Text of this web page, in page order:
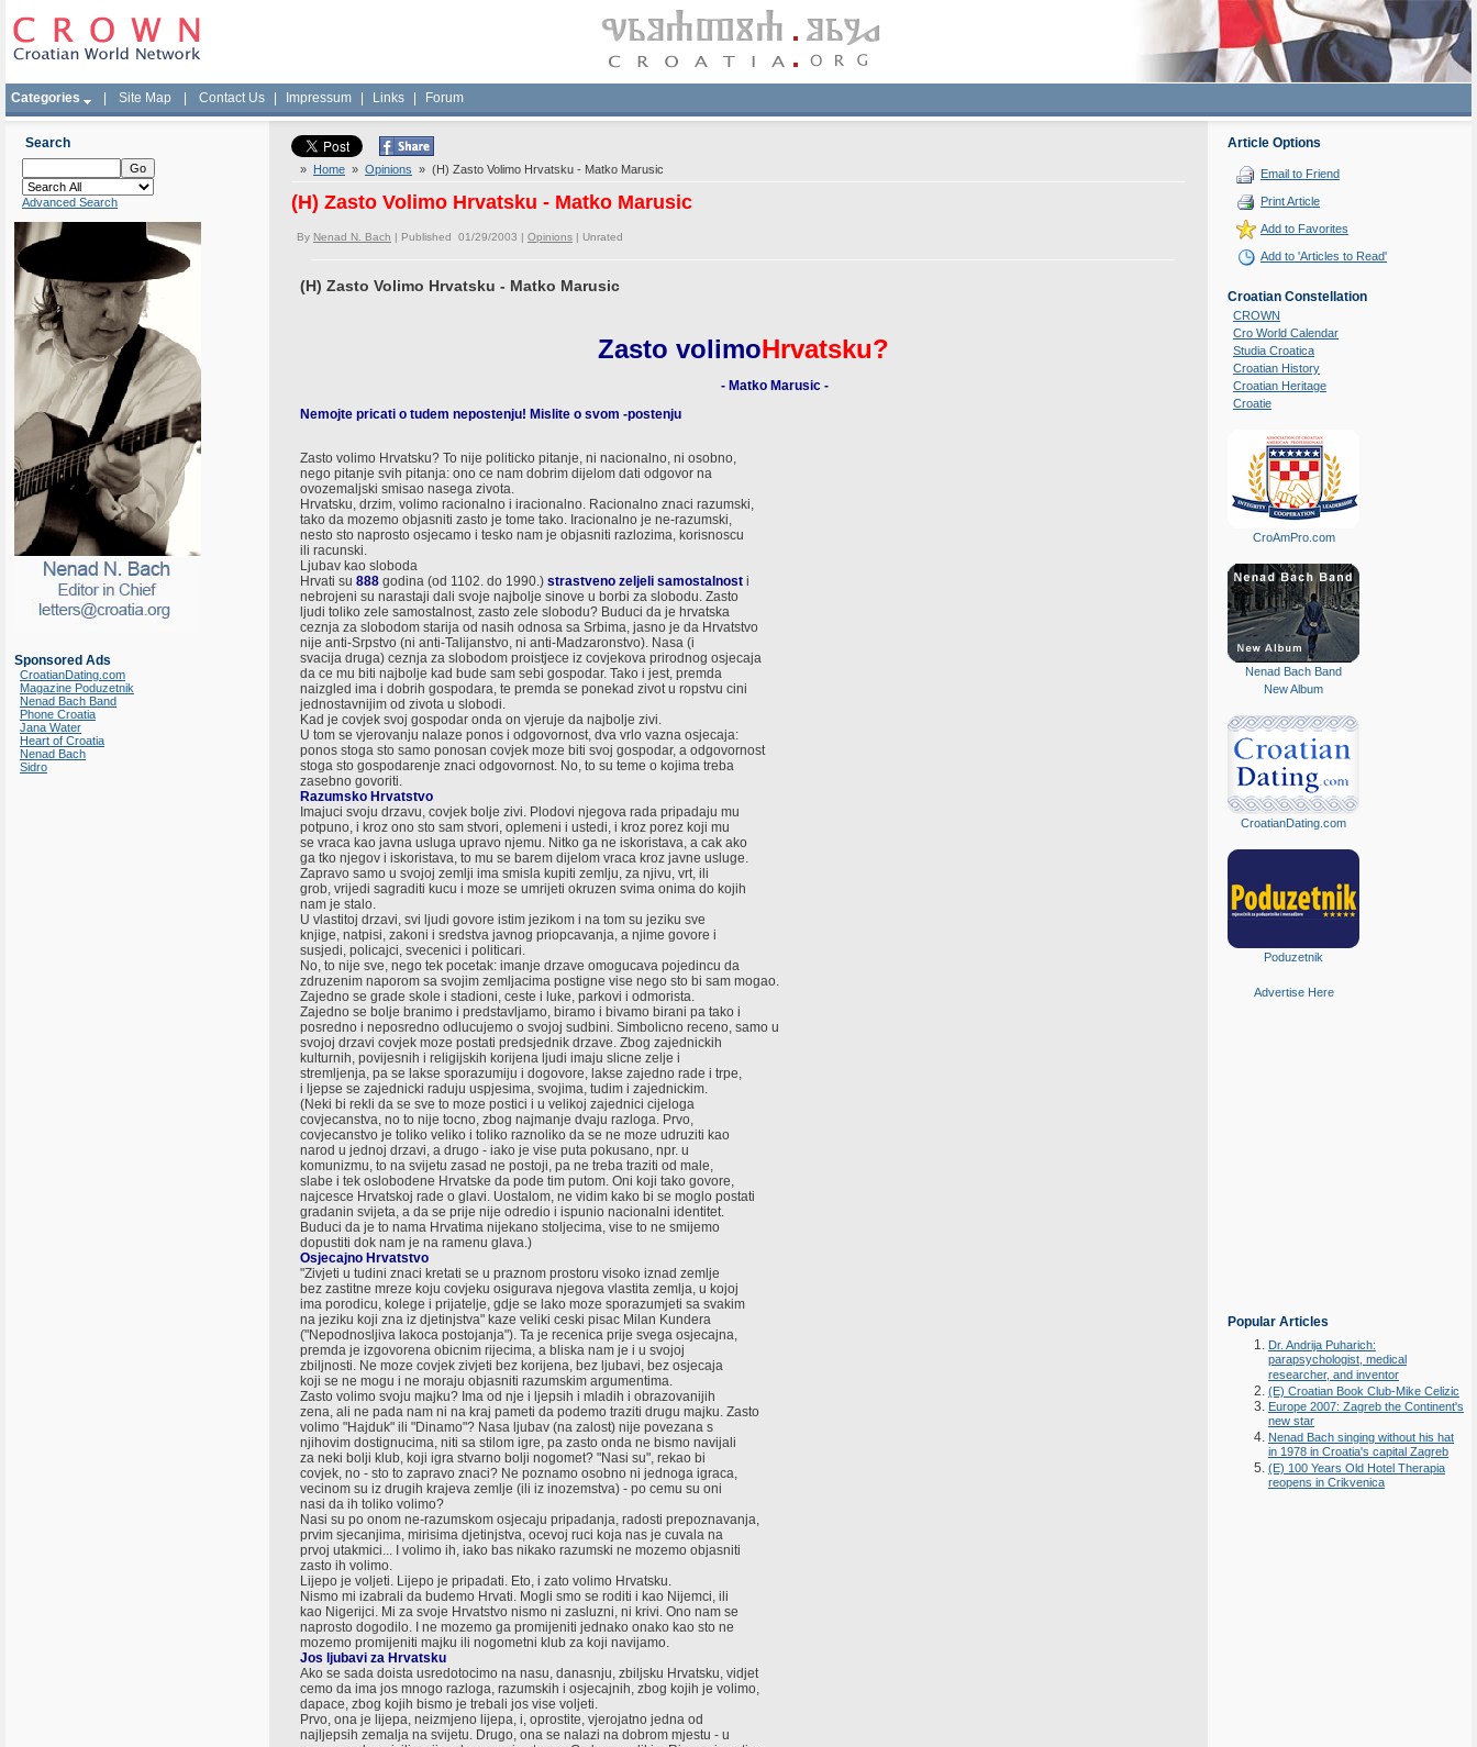
Categories Site Map Contact Us Impressum Links Forum
Search
Advanced Search
Sponsored Ads
CroatianDating.com
Magazine Poduzetnik
Nenad Bach Band
Phone Croatia
Jana Water
Heart of Croatia
Nenad Bach
Sidro
» Home » Opinions » (H) Zasto Volimo Hrvatsku - Matko Marusic
(H) Zasto Volimo Hrvatsku - Matko Marusic
By Nenad N. Bach | Published 01/29/2003 | Opinions | Unrated
(H) Zasto Volimo Hrvatsku - Matko Marusic
Zasto volimoHrvatsku?
- Matko Marusic -
Nemojte pricati o tudem nepostenju! Mislite o svom -postenju
Zasto volimo Hrvatsku? To nije politicko pitanje, ni nacionalno, ni osobno,
nego pitanje svih pitanja: ono ce nam dobrim dijelom dati odgovor na
ovozemaljski smisao nasega zivota.
Hrvatsku, drzim, volimo racionalno i iracionalno. Racionalno znaci razumski,
tako da mozemo objasniti zasto je tome tako. Iracionalno je ne-razumski,
nesto sto naprosto osjecamo i tesko nam je objasniti razlozima, korisnoscu
ili racunski.
Ljubav kao sloboda
Hrvati su 888 godina (od 1102. do 1990.) strastveno zeljeli samostalnost i
nebrojeni su narastaji dali svoje najbolje sinove u borbi za slobodu. Zasto
ljudi toliko zele samostalnost, zasto zele slobodu? Buduci da je hrvatska
ceznja za slobodom starija od nasih odnosa sa Srbima, jasno je da Hrvatstvo
nije anti-Srpstvo (ni anti-Talijanstvo, ni anti-Madzaronstvo). Nasa (i
svacija druga) ceznja za slobodom proistjece iz covjekova prirodnog osjecaja
da ce mu biti najbolje kad bude sam sebi gospodar. Tako i jest, premda
naizgled ima i dobrih gospodara, te premda se ponekad zivot u ropstvu cini
jednostavnijim od zivota u slobodi.
Kad je covjek svoj gospodar onda on vjeruje da najbolje zivi.
U tom se vjerovanju nalaze ponos i odgovornost, dva vrlo vazna osjecaja:
ponos stoga sto samo ponosan covjek moze biti svoj gospodar, a odgovornost
stoga sto gospodarenje znaci odgovornost. No, to su teme o kojima treba
zasebno govoriti.
Razumsko Hrvatstvo
Imajuci svoju drzavu, covjek bolje zivi. Plodovi njegova rada pripadaju mu
potpuno, i kroz ono sto sam stvori, oplemeni i ustedi, i kroz porez koji mu
se vraca kao javna usluga upravo njemu. Nitko ga ne iskoristava, a cak ako
ga tko njegov i iskoristava, to mu se barem dijelom vraca kroz javne usluge.
Zapravo samo u svojoj zemlji ima smisla kupiti zemlju, za njivu, vrt, ili
grob, vrijedi sagraditi kucu i moze se umrijeti okruzen svima onima do kojih
nam je stalo.
U vlastitoj drzavi, svi ljudi govore istim jezikom i na tom su jeziku sve
knjige, natpisi, zakoni i sredstva javnog priopcavanja, a njime govore i
susjedi, policajci, svecenici i politicari.
No, to nije sve, nego tek pocetak: imanje drzave omogucava pojedincu da
zdruzenim naporom sa svojim zemljacima postigne vise nego sto bi sam mogao.
Zajedno se grade skole i stadioni, ceste i luke, parkovi i odmorista.
Zajedno se bolje branimo i predstavljamo, biramo i bivamo birani pa tako i
posredno i neposredno odlucujemo o svojoj sudbini. Simbolicno receno, samo u
svojoj drzavi covjek moze postati predsjednik drzave. Zbog zajednickih
kulturnih, povijesnih i religijskih korijena ljudi imaju slicne zelje i
stremljenja, pa se lakse sporazumiju i dogovore, lakse zajedno rade i trpe,
i ljepse se zajednicki raduju uspjesima, svojima, tudim i zajednickim.
(Neki bi rekli da se sve to moze postici i u velikoj zajednici cijeloga
covjecanstva, no to nije tocno, zbog najmanje dvaju razloga. Prvo,
covjecanstvo je toliko veliko i toliko raznoliko da se ne moze udruziti kao
narod u jednoj drzavi, a drugo - iako je vise puta pokusano, npr. u
komunizmu, to na svijetu zasad ne postoji, pa ne treba traziti od male,
slabe i tek oslobodene Hrvatske da pode tim putom. Oni koji tako govore,
najcesce Hrvatskoj rade o glavi. Uostalom, ne vidim kako bi se moglo postati
gradanin svijeta, a da se prije nije odredio i ispunio nacionalni identitet.
Buduci da je to nama Hrvatima nijekano stoljecima, vise to ne smijemo
dopustiti dok nam je na ramenu glava.)
Osjecajno Hrvatstvo
"Zivjeti u tudini znaci kretati se u praznom prostoru visoko iznad zemlje
bez zastitne mreze koju covjeku osigurava njegova vlastita zemlja, u kojoj
ima porodicu, kolege i prijatelje, gdje se lako moze sporazumjeti sa svakim
na jeziku koji zna iz djetinjstva" kaze veliki ceski pisac Milan Kundera
("Nepodnosljiva lakoca postojanja"). Ta je recenica prije svega osjecajna,
premda je izgovorena obicnim rijecima, a bliska nam je i u svojoj
zbiljnosti. Ne moze covjek zivjeti bez korijena, bez ljubavi, bez osjecaja
koji se ne mogu i ne moraju objasniti razumskim argumentima.
Zasto volimo svoju majku? Ima od nje i ljepsih i mladih i obrazovanijih
zena, ali ne pada nam ni na kraj pameti da podemo traziti drugu majku. Zasto
volimo "Hajduk" ili "Dinamo"? Nasa ljubav (na zalost) nije povezana s
njihovim dostignucima, niti sa stilom igre, pa zasto onda ne bismo navijali
za neki bolji klub, koji igra stvarno bolji nogomet? "Nasi su", rekao bi
covjek, no - sto to zapravo znaci? Ne poznamo osobno ni jednoga igraca,
vecinom su iz drugih krajeva zemlje (ili iz inozemstva) - po cemu su oni
nasi da ih toliko volimo?
Nasi su po onom ne-razumskom osjecaju pripadanja, radosti prepoznavanja,
prvim sjecanjima, mirisima djetinjstva, ocevoj ruci koja nas je cuvala na
prvoj utakmici... I volimo ih, iako bas nikako razumski ne mozemo objasniti
zasto ih volimo.
Lijepo je voljeti. Lijepo je pripadati. Eto, i zato volimo Hrvatsku.
Nismo mi izabrali da budemo Hrvati. Mogli smo se roditi i kao Nijemci, ili
kao Nigerijci. Mi za svoje Hrvatstvo nismo ni zasluzni, ni krivi. Ono nam se
naprosto dogodilo. I ne mozemo ga promijeniti jednako onako kao sto ne
mozemo promijeniti majku ili nogometni klub za koji navijamo.
Jos ljubavi za Hrvatsku
Ako se sada doista usredotocimo na nasu, danasnju, zbiljsku Hrvatsku, vidjet
cemo da ima jos mnogo razloga, razumskih i osjecajnih, zbog kojih je volimo,
dapace, zbog kojih bismo je trebali jos vise voljeti.
Prvo, ona je lijepa, neizmjeno lijepa, i, oprostite, vjerojatno jedna od
najljepsih zemalja na svijetu. Drugo, ona se nalazi na dobrom mjestu - u
Article Options
Email to Friend
Print Article
Add to Favorites
Add to 'Articles to Read'
Croatian Constellation
CROWN
Cro World Calendar
Studia Croatica
Croatian History
Croatian Heritage
Croatie
CroAmPro.com
Nenad Bach Band
New Album
CroatianDating.com
Poduzetnik
Advertise Here
Popular Articles
Dr. Andrija Puharich:
parapsychologist, medical
researcher, and inventor
(E) Croatian Book Club-Mike Celizic
Europe 2007: Zagreb the Continent's
new star
Nenad Bach singing without his hat
in 1978 in Croatia's capital Zagreb
(E) 100 Years Old Hotel Therapia
reopens in Crikvenica